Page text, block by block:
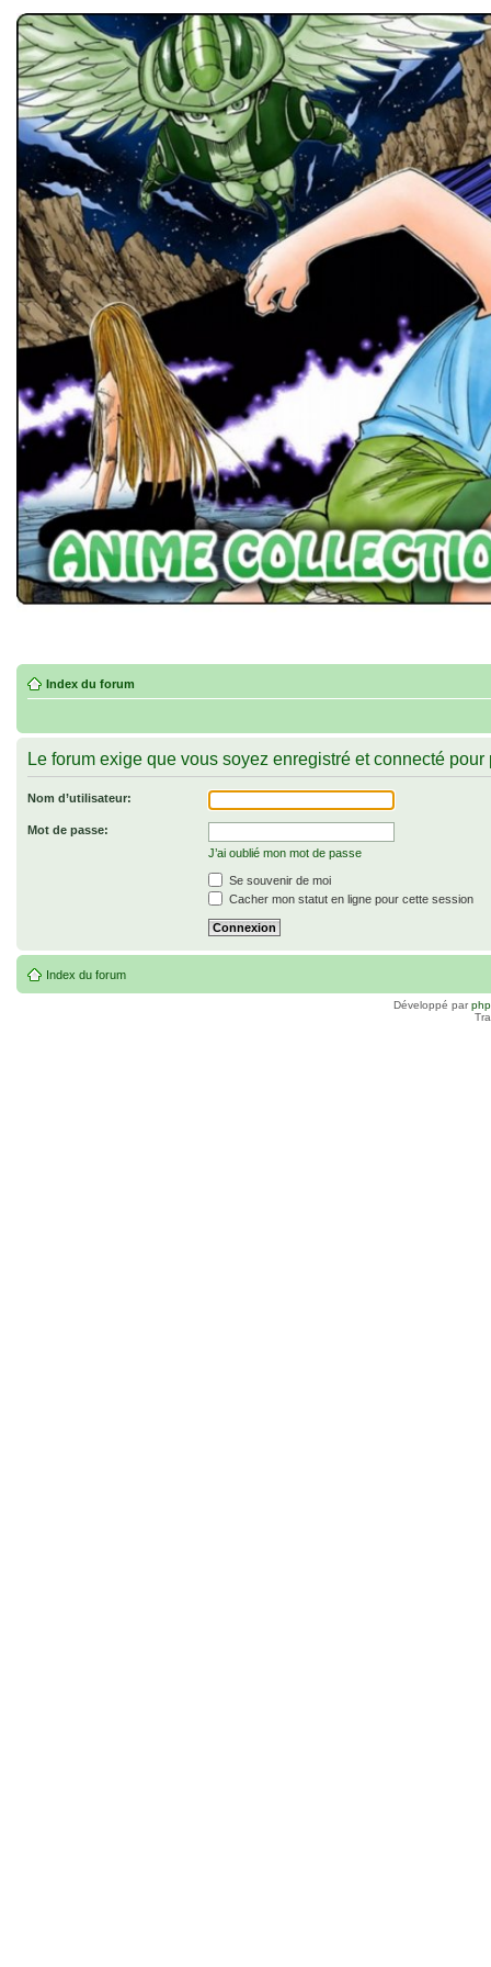
Index du forum
Le forum exige que vous soyez enregistré et connecté
Nom d’utilisateur:
Mot de passe:
J’ai oublié mon mot de passe
Se souvenir de moi
Cacher mon statut en ligne pour cette session
Index du forum
Développé par